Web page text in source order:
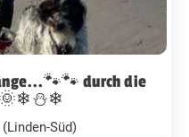
durch die
Süd)